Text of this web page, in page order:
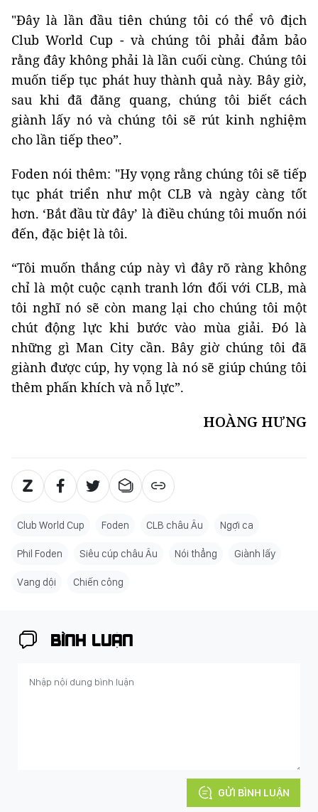
"Đây là lần đầu tiên chúng tôi có thể vô địch
Club World Cup - và chúng tôi phải đảm bảo
rằng đây không phải là lần cuối cùng. Chúng tôi
muốn tiếp tục phát huy thành quả này. Bây giờ,
sau khi đã đăng quang, chúng tôi biết cách
giành lấy nó và chúng tôi sẽ rút kinh nghiệm
cho lần tiếp theo”.
Foden nói thêm: "Hy vọng rằng chúng tôi sẽ tiếp
tục phát triển như một CLB và ngày càng tốt
hơn. ‘Bắt đầu từ đây’ là điều chúng tôi muốn nói
đến, đặc biệt là tôi.
“Tôi muốn thắng cúp này vì đây rõ ràng không
chỉ là một cuộc cạnh tranh lớn đối với CLB, mà
tôi nghĩ nó sẽ còn mang lại cho chúng tôi một
chút động lực khi bước vào mùa giải. Đó là
những gì Man City cần. Bây giờ chúng tôi đã
giành được cúp, hy vọng là nó sẽ giúp chúng tôi
thêm phấn khích và nỗ lực”.
HOÀNG HƯNG
Club World Cup Foden CLB châu Âu Ngợi ca
Phil Foden Siêu cúp châu Âu Nói thẳng Giành lấy
Vang dội Chiến công
BÌNH LUẬN
GỬI BÌNH LUẬN